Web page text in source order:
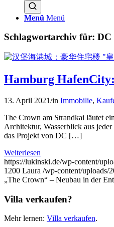
Menü Menü
Schlagwortarchiv für: DC
Hamburg
13. April 2021/in Immobilie,
The Crown am Strandkai läutet
Architektur, Wasserblick aus
das Projekt von DC […]
Weiterlesen
https://lukinski.de/wp-content/
1200 Laura /wp-content/uploads/
„The Crown“ – Neubau in der
Villa verkaufen?
Mehr lernen: Villa verkaufen.